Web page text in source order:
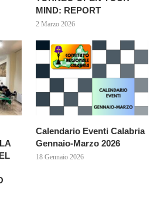
MIND: REPORT
2 Marzo 2026
Calendario Eventi Calabria
Gennaio-Marzo 2026
18 Gennaio 2026